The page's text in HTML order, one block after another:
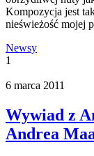
Kompozycja jest
nieświeżość mojej
Newsy
1
6 marca 2011
Wywiad z
Andrea